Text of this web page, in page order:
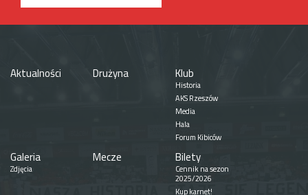
Aktualności Drużyna Klub
Historia
AKS Rzeszów
Media
Hala
Forum Kibiców
Galeria
Zdjęcia
Mecze Bilety
Cennik na sezon
2025/2026
Kup karnet!